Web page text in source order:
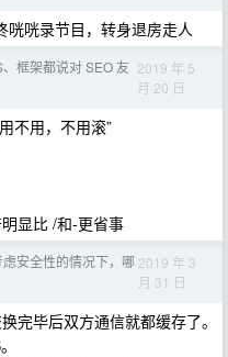
咣咣录节目，转身退房走人
框架都说对 SEO 友 2019 年 5
月 20 日
不用，不用滚”
显比 /和-更省事
安全性的情况下，哪 2019 年 3
月 31 日
完毕后双方通信就都缓存了。